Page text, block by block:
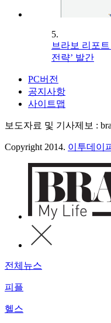
5.
브라보 리포트
전략’ 발간
PC버전
공지사항
사이트맵
보도자료 및 기사제보 :
Copyright 2014. 이투데이
전체뉴스
피플
헬스